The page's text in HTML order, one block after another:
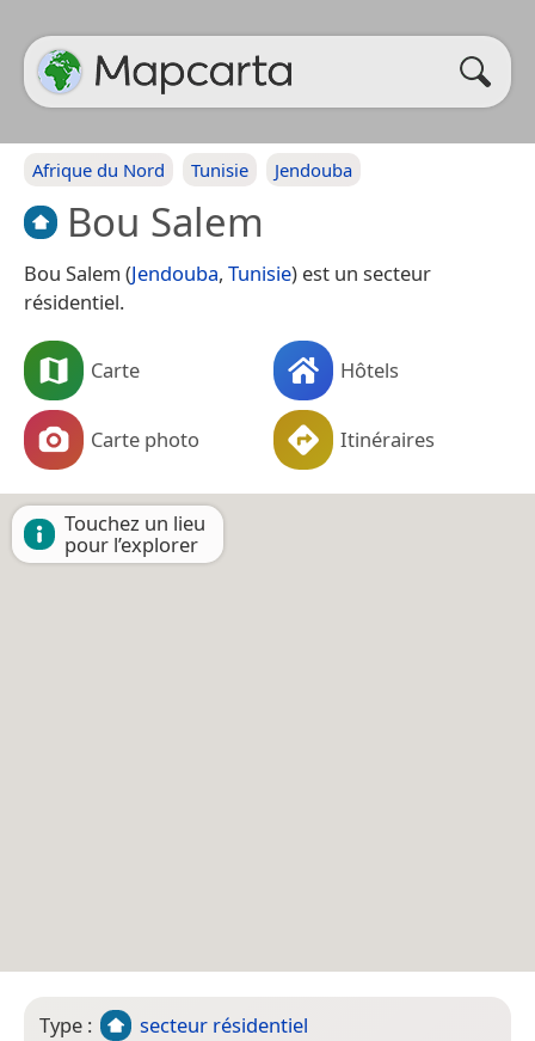
Afrique du Nord Tunisie Jendouba
Bou Salem
Bou Salem (Jendouba, Tunisie) est un secteur
résidentiel.
Carte Hôtels
Carte photo Itinéraires
Touchez un lieu
pour l’explorer
Type :
secteur résidentiel